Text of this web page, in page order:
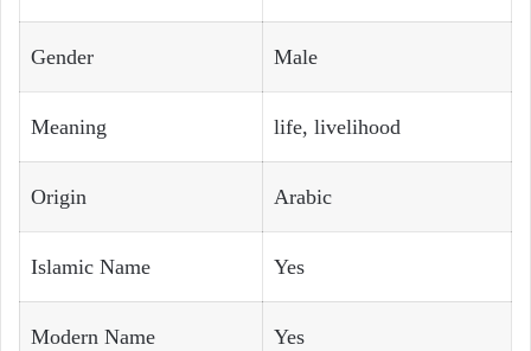
Gender Male
Meaning life, livelihood
Origin Arabic
Islamic Name Yes
Modern Name Yes